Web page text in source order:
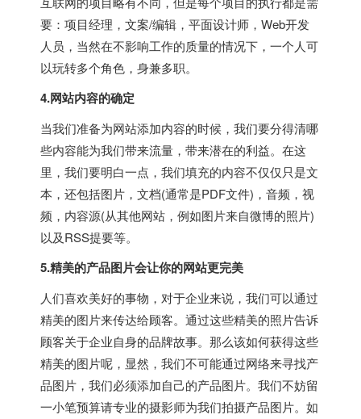
要：项目经理，文案/编辑，平面设计师，Web开发
人员，当然在不影响工作的质量的情况下，一个人可
以玩转多个角色，身兼多职。
4.网站内容的确定
当我们准备为网站添加内容的时候，我们要分得清哪
些内容能为我们带来流量，带来潜在的利益。在这
里，我们要明白一点，我们填充的内容不仅仅只是文
本，还包括图片，文档(通常是PDF文件)，音频，视
频，内容源(从其他网站，例如图片来自微博的照片)
以及RSS提要等。
5.精美的产品图片会让你的网站更完美
人们喜欢美好的事物，对于企业来说，我们可以通过
精美的图片来传达给顾客。通过这些精美的照片告诉
顾客关于企业自身的品牌故事。那么该如何获得这些
精美的图片呢，显然，我们不可能通过网络来寻找产
品图片，我们必须添加自己的产品图片。我们不妨留
一小笔预算请专业的摄影师为我们拍摄产品图片。如